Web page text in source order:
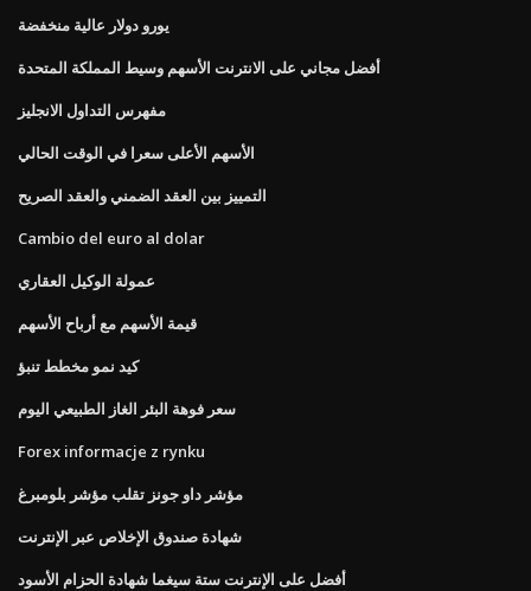
يورو دولار عالية منخفضة
أفضل مجاني على الانترنت الأسهم وسيط المملكة المتحدة
مفهرس التداول الانجليز
الأسهم الأعلى سعرا في الوقت الحالي
التمييز بين العقد الضمني والعقد الصريح
Cambio del euro al dolar
عمولة الوكيل العقاري
قيمة الأسهم مع أرباح الأسهم
كيد نمو مخطط تنبؤ
سعر فوهة البئر الغاز الطبيعي اليوم
Forex informacje z rynku
مؤشر داو جونز تقلب مؤشر بلومبرغ
شهادة صندوق الإخلاص عبر الإنترنت
أفضل على الإنترنت ستة سيغما شهادة الحزام الأسود